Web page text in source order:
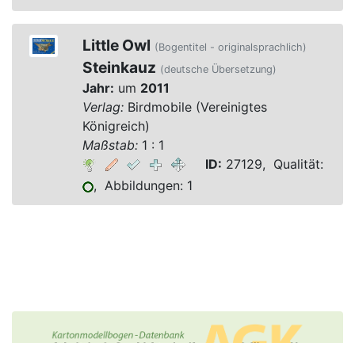
Little Owl (Bogentitel - originalsprachlich)
Steinkauz (deutsche Übersetzung)
Jahr: um 2011
Verlag:Birdmobile (Vereinigtes
Königreich)
Maßstab:1 : 1
ID: 27129, Qualität:
, Abbildungen: 1